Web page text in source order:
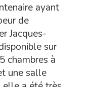
ayant
de
Jacques-
sur
chambres à
une salle